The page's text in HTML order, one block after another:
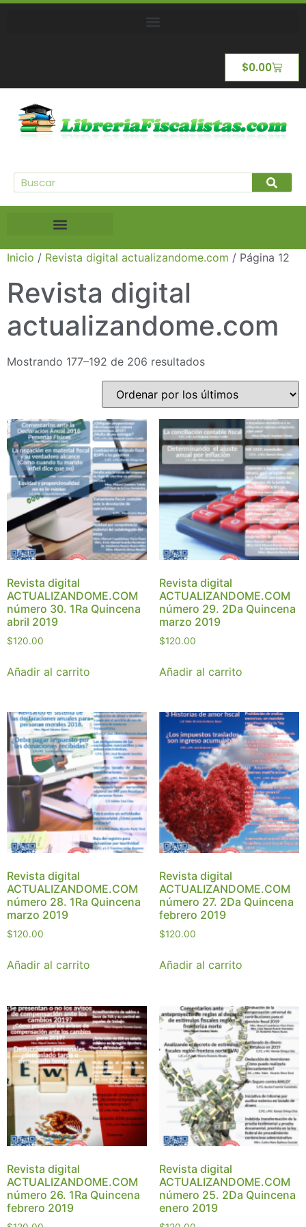
$0.00
Inicio / Revista digital actualizandome.com / Página 12
Revista digital
actualizandome.com
Mostrando 177–192 de 206 resultados
Revista digital
ACTUALIZANDOME.COM
número 30. 1Ra Quincena
abril 2019
$120.00
Añadir al carrito
Revista digital
ACTUALIZANDOME.COM
número 29. 2Da Quincena
marzo 2019
$120.00
Añadir al carrito
Revista digital
ACTUALIZANDOME.COM
número 28. 1Ra Quincena
marzo 2019
$120.00
Añadir al carrito
Revista digital
ACTUALIZANDOME.COM
número 27. 2Da Quincena
febrero 2019
$120.00
Añadir al carrito
Revista digital
ACTUALIZANDOME.COM
número 26. 1Ra Quincena
febrero 2019
Revista digital
ACTUALIZANDOME.COM
número 25. 2Da Quincena
enero 2019